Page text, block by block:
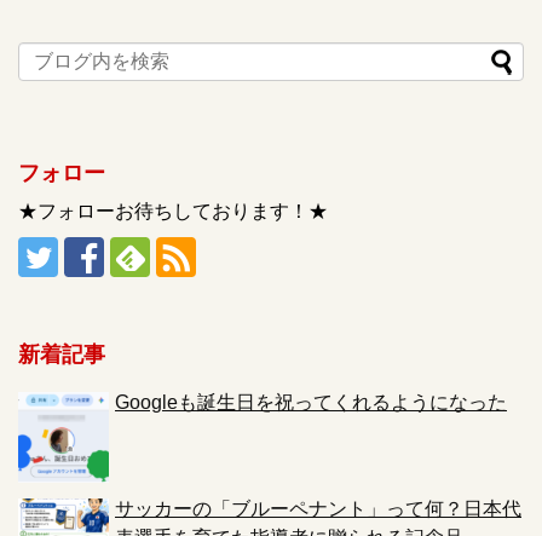
フォロー
★フォローお待ちしております！★
新着記事
Googleも誕生日を祝ってくれるようになった
サッカーの「ブルーペナント」って何？日本代